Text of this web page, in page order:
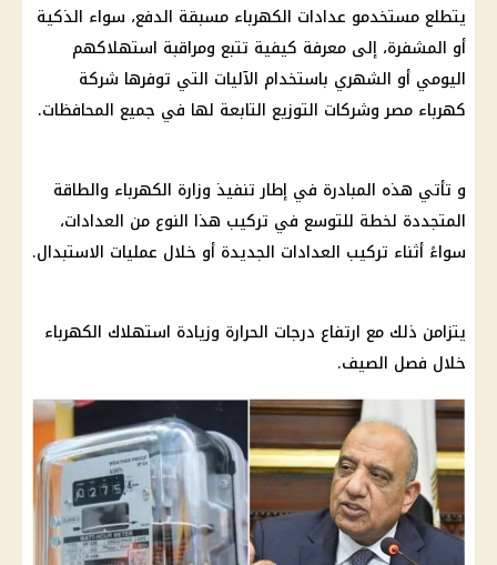
يتطلع مستخدمو عدادات الكهرباء مسبقة الدفع، سواء الذكية
أو المشفرة، إلى معرفة كيفية تتبع ومراقبة استهلاكهم
اليومي أو الشهري باستخدام الآليات التي توفرها شركة
كهرباء مصر وشركات التوزيع التابعة لها في جميع المحافظات.
و تأتي هذه المبادرة في إطار تنفيذ وزارة الكهرباء والطاقة
المتجددة لخطة للتوسع في تركيب هذا النوع من العدادات،
سواءً أثناء تركيب العدادات الجديدة أو خلال عمليات الاستبدال.
يتزامن ذلك مع ارتفاع درجات الحرارة وزيادة استهلاك الكهرباء
خلال فصل الصيف.